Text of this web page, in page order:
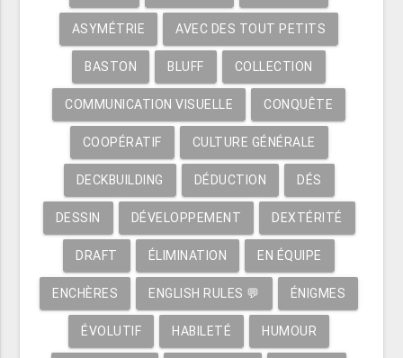
ASYMÉTRIE AVEC DES TOUT PETITS
BASTON BLUFF COLLECTION
COMMUNICATION VISUELLE CONQUÊTE
COOPÉRATIF CULTURE GÉNÉRALE
DECKBUILDING DÉDUCTION DÉS
DESSIN DÉVELOPPEMENT DEXTÉRITÉ
DRAFT ÉLIMINATION EN ÉQUIPE
ENCHÈRES ENGLISH RULES 💬 ÉNIGMES
ÉVOLUTIF HABILETÉ HUMOUR